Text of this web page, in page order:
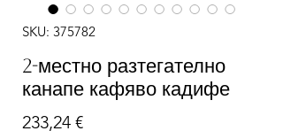
SKU: 375782
2-местно разтегателно
канапе кафяво кадифе
233,24 €Цена